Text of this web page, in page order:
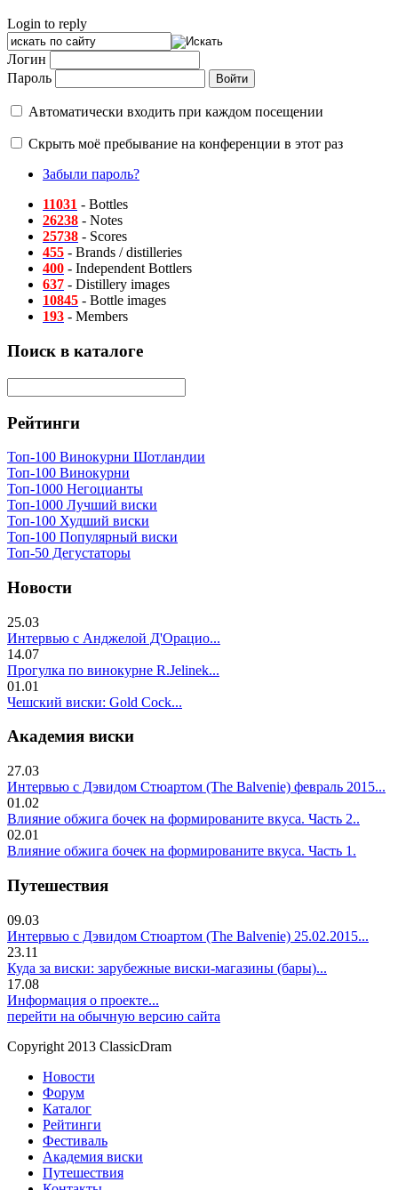
Login to reply
Логин
Пароль
Автоматически входить при каждом посещении
Скрыть моё пребывание на конференции в этот раз
Забыли пароль?
11031 - Bottles
26238 - Notes
25738 - Scores
455 - Brands / distilleries
400 - Independent Bottlers
637 - Distillery images
10845 - Bottle images
193 - Members
Поиск в каталоге
Рейтинги
Топ-100 Винокурни Шотландии
Топ-100 Винокурни
Топ-1000 Негоцианты
Топ-1000 Лучший виски
Топ-100 Худший виски
Топ-100 Популярный виски
Топ-50 Дегустаторы
Новости
25.03
Интервью с Анджелой Д'Орацио...
14.07
Прогулка по винокурне R.Jelinek...
01.01
Чешский виски: Gold Cock...
Академия виски
27.03
Интервью с Дэвидом Стюартом (The Balvenie) февраль 2015...
01.02
Влияние обжига бочек на формированите вкуса. Часть 2..
02.01
Влияние обжига бочек на формированите вкуса. Часть 1.
Путешествия
09.03
Интервью с Дэвидом Стюартом (The Balvenie) 25.02.2015...
23.11
Куда за виски: зарубежные виски-магазины (бары)...
17.08
Информация о проекте...
перейти на обычную версию сайта
Copyright 2013 ClassicDram
Новости
Форум
Каталог
Рейтинги
Фестиваль
Академия виски
Путешествия